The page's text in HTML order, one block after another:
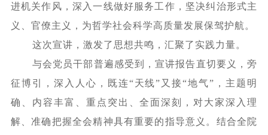
进机关作风，深入一线做好服务工作，坚决纠治形式主
义、官僚主义，为哲学社会科学高质量发展保驾护航。
这次宣讲，激发了思想共鸣，汇聚了实践力量。
与会党员干部普遍感受到，宣讲报告直切要义，旁
征博引，深入人心，既连“天线”又接“地气”，主题明
确、内容丰富、重点突出、全面深刻，对大家深入理
解、准确把握全会精神具有重要的指导意义。结合全院